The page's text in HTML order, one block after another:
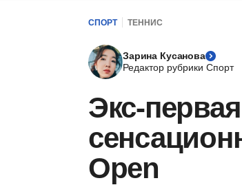
СПОРТ ТЕННИС
Зарина Кусанова
Редактор рубрики Спорт
Экс-
Open